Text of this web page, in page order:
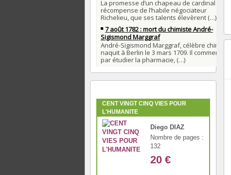
CENT VINGT CINQ VIES POUR
L'HUMANITE
Diego DIAZ
Nombre de pages :
132
20 €